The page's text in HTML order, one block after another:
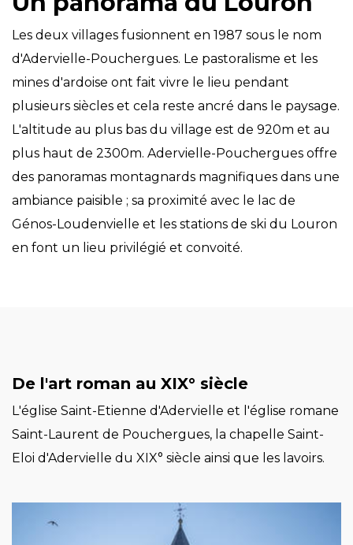
Les deux villages fusionnent en 1987 sous le nom
d'Adervielle-Pouchergues. Le pastoralisme et les
mines d'ardoise ont fait vivre le lieu pendant
plusieurs siècles et cela reste ancré dans le paysage.
L'altitude au plus bas du village est de 920m et au
plus haut de 2300m. Adervielle-Pouchergues offre
des panoramas montagnards magnifiques dans une
ambiance paisible ; sa proximité avec le lac de
Génos-Loudenvielle et les stations de ski du Louron
en font un lieu privilégié et convoité.
De l'art roman au XIX° siècle
L'église Saint-Etienne d'Adervielle et l'église romane
Saint-Laurent de Pouchergues, la chapelle Saint-
Eloi d'Adervielle du XIX° siècle ainsi que les lavoirs.